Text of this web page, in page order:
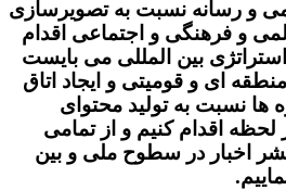
و رسانه نسبت به تصویرسازی
و فرهنگی و اجتماعی اقدام
بین المللی می بایست
ای و قومیتی و ایجاد اتاق
ها نسبت به تولید محتوای
لحظه اقدام کنیم و از تمامی
اخبار در سطوح ملی و بین